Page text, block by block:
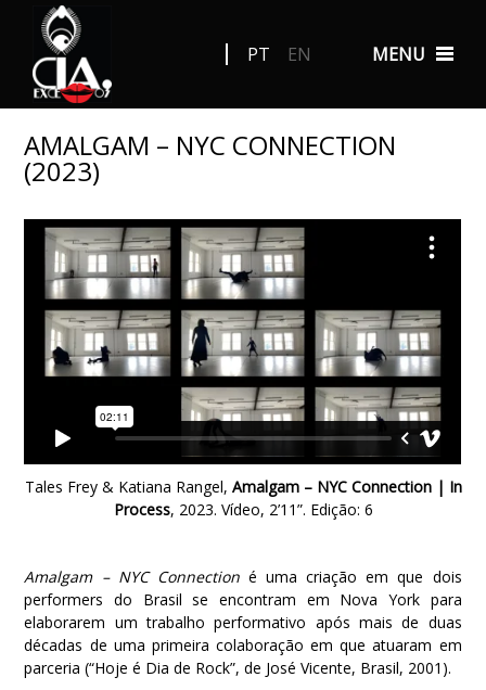
MENU
PT EN
AMALGAM – NYC CONNECTION
(2023)
Tales Frey & Katiana Rangel, Amalgam – NYC Connection | In
Process, 2023. Vídeo, 2’11”. Edição: 6
Amalgam – NYC Connectioné uma criação em que dois
performers do Brasil se encontram em Nova York para
elaborarem um trabalho performativo após mais de duas
décadas de uma primeira colaboração em que atuaram em
parceria (“Hoje é Dia de Rock”, de José Vicente, Brasil, 2001).